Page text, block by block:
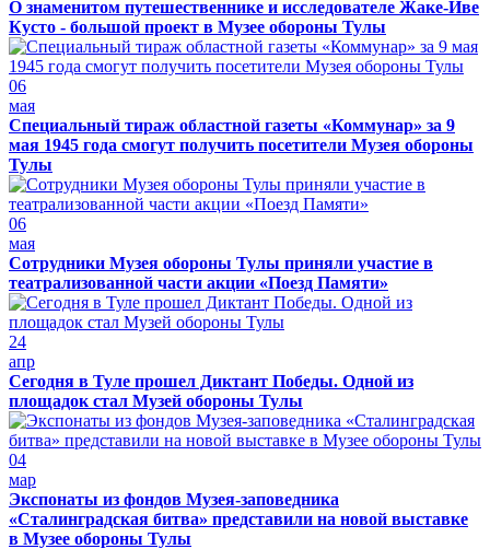
О знаменитом путешественнике и исследователе Жаке-Иве
Кусто - большой проект в Музее обороны Тулы
06
мая
Специальный тираж областной газеты «Коммунар» за 9
мая 1945 года смогут получить посетители Музея обороны
Тулы
06
мая
Сотрудники Музея обороны Тулы приняли участие в
театрализованной части акции «Поезд Памяти»
24
апр
Сегодня в Туле прошел Диктант Победы. Одной из
площадок стал Музей обороны Тулы
04
мар
Экспонаты из фондов Музея-заповедника
«Сталинградская битва» представили на новой выставке
в Музее обороны Тулы